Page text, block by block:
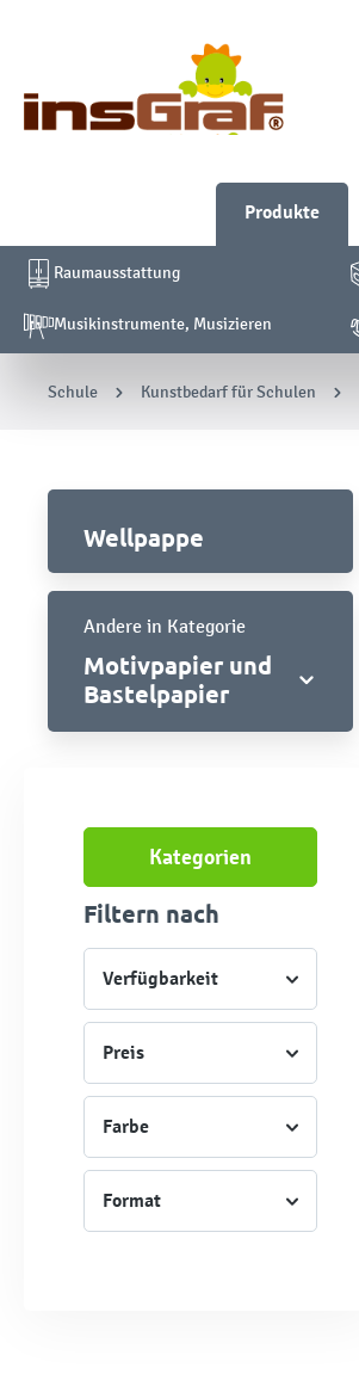
Produkte
Raumausstattung
Musikinstrumente, Musizieren
Schule Kunstbedarf für Schulen
Wellpappe
Andere in Kategorie
Motivpapier und
Bastelpapier
Kategorien
Filtern nach
Verfügbarkeit
Preis
Farbe
Format